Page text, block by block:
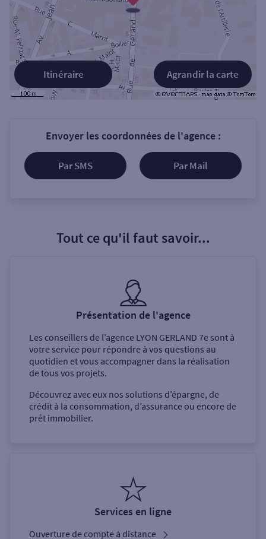
Agrandir la carte
Itinéraire
Envoyer les coordonnées de l'agence :
Par SMS Par Mail
Tout ce qu'il faut savoir...
Présentation de l'agence
Les conseillers de l’agence LYON GERLAND 7e sont à
votre service pour répondre à vos questions au
quotidien et vous accompagner dans la réalisation
de tous vos projets.
Découvrez avec eux nos solutions d’épargne, de
crédit à la consommation, d’assurance ou encore de
prêt immobilier.
Services en ligne
Ouverture de compte à distance